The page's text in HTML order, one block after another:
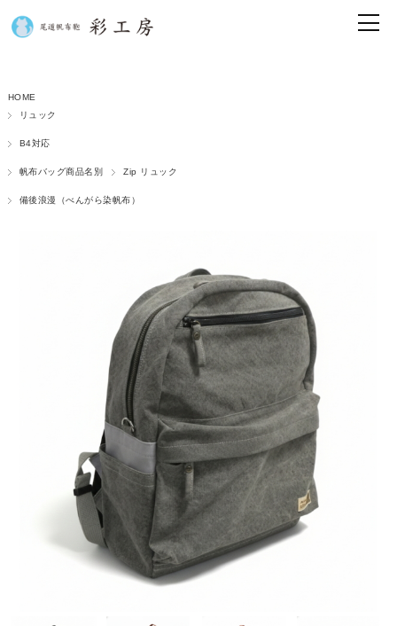
HOME
リュック
B4対応
帆布バッグ商品名別 Zip リュック
備後浪漫（べんがら染帆布）